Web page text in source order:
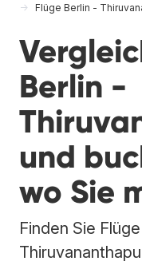
Flüge Berlin -
Berlin -
und
wo Sie
Finden Sie